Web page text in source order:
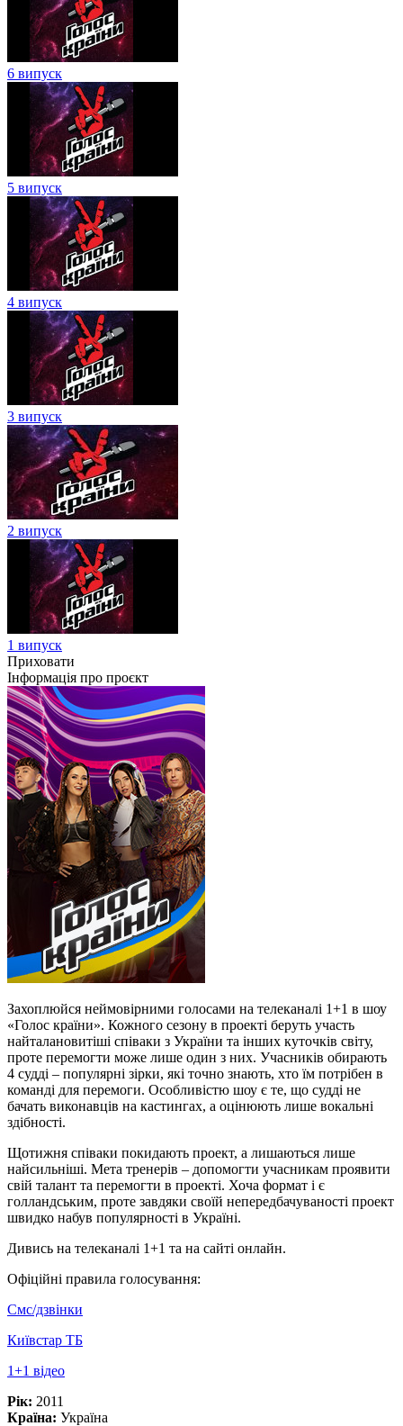
6 випуск
5 випуск
4 випуск
3 випуск
2 випуск
1 випуск
Приховати
Інформація про проєкт
Захоплюйся неймовірними голосами на телеканалі 1+1 в шоу
«Голос країни». Кожного сезону в проекті беруть участь
найталановитіші співаки з України та інших куточків світу,
проте перемогти може лише один з них. Учасників обирають
4 судді – популярні зірки, які точно знають, хто їм потрібен в
команді для перемоги. Особливістю шоу є те, що судді не
бачать виконавців на кастингах, а оцінюють лише вокальні
здібності.
Щотижня співаки покидають проект, а лишаються лише
найсильніші. Мета тренерів – допомогти учасникам проявити
свій талант та перемогти в проекті. Хоча формат і є
голландським, проте завдяки своїй непередбачуваності проект
швидко набув популярності в Україні.
Дивись на телеканалі 1+1 та на сайті онлайн.
Офіційні правила голосування:
Смс/дзвінки
Київстар ТБ
1+1 відео
Рік: 2011
Країна: Україна